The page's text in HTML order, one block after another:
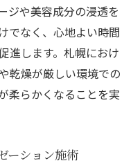
ジや美容成分の浸透を
でなく、心地よい時間
進します。札幌におけ
乾燥が厳しい環境での
柔らかくなることを実
ーション施術